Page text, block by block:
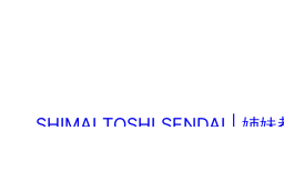
SHIMAI TOSHI SENDAI | 姉妹